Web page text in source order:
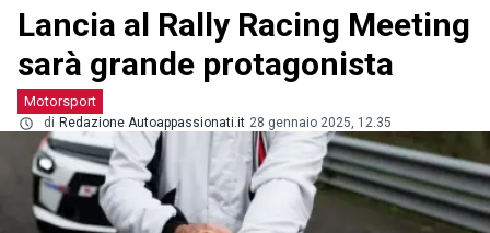
Lancia al Rally Racing Meeting
sarà grande protagonista
Motorsport
di Redazione Autoappassionati.it 28 gennaio 2025, 12.35